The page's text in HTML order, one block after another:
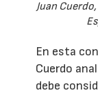
Juan
En esta
Cuerdo
debe